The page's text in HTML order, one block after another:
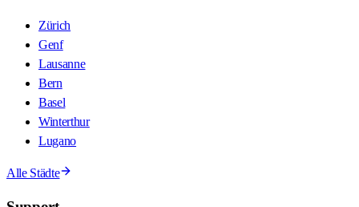
Zürich
Genf
Lausanne
Bern
Basel
Winterthur
Lugano
Alle Städte